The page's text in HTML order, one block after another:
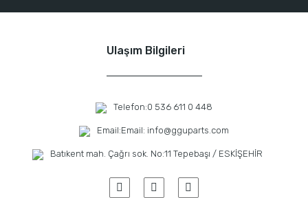
Ulaşım Bilgileri
Telefon:0 536 611 0 448
Email:Email: info@gguparts.com
Batıkent mah. Çağrı sok. No:11 Tepebaşı / ESKİŞEHİR